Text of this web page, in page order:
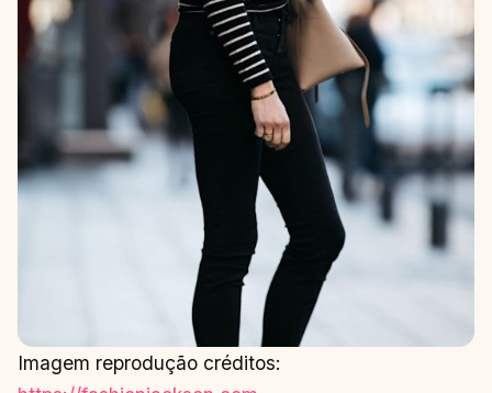
Imagem reprodução créditos: